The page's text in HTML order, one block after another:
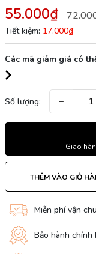
55.000₫
Tiết kiệm: 17.000₫
Các mã giảm giá có
Số lượng: −
Giao
THÊM VÀO GIỎ
Miễn phí vận
Bảo hành